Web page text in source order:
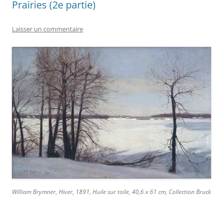
Prairies (2e partie)
Laisser un commentaire
William Brymner, Hiver, 1891, Huile sur toile, 40,6 x 61 cm, Collection Bruck